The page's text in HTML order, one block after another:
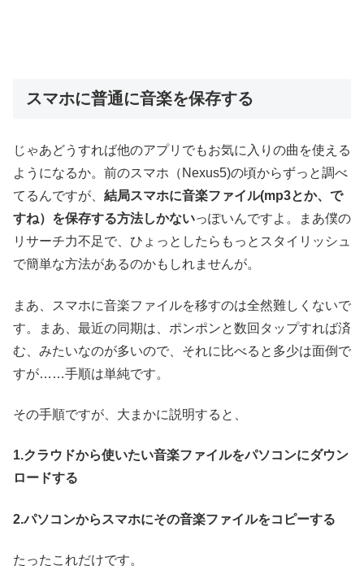
スマホに普通に音楽を保存する
じゃあどうすれば他のアプリでもお気に入りの曲を使える
ようになるか。前のスマホ（Nexus5)の頃からずっと調べ
てるんですが、 結局スマホに音楽ファイル(mp3とか、で
すね）を保存する方法しかないっぽいんですよ。まあ僕の
リサーチ力不足で、ひょっとしたらもっとスタイリッシュ
で簡単な方法があるのかもしれませんが。
まあ、スマホに音楽ファイルを移すのは全然難しくないで
す。まあ、最近の同期は、ポンポンと数回タップすれば済
む、みたいなのが多いので、それに比べると多少は面倒で
すが……手順は単純です。
その手順ですが、大まかに説明すると、
1.クラウドから使いたい音楽ファイルをパソコンにダウン
ロードする
2.パソコンからスマホにその音楽ファイルをコピーする
たったこれだけです。